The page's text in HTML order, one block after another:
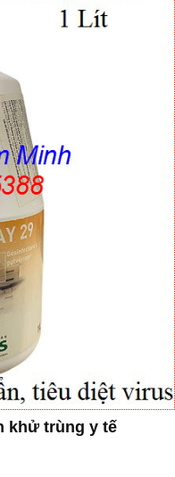
khử trùng y tế